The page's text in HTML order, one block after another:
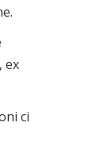
ex
ci